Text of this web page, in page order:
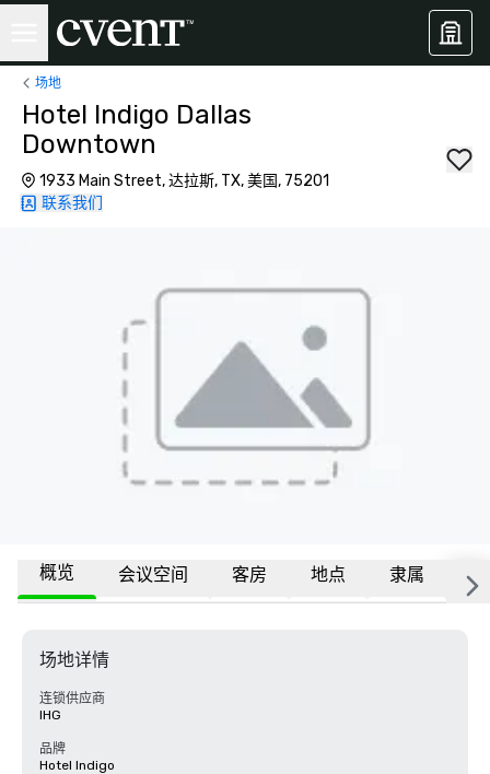
场地
Hotel Indigo Dallas
Downtown
1933 Main Street, 达拉斯, TX, 美国, 75201
联系我们
概览 会议空间 客房 地点 隶属 更
场地详情
连锁供应商
IHG
品牌
Hotel Indigo